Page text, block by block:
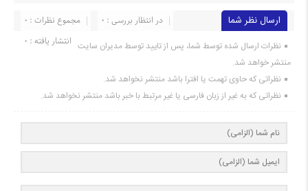
ارسال نظر شما مجموع نظرات : 0
در انتظار بررسی : 0
انتشار یافته : 0 نظرات ارسال شده توسط شما، پس از تایید توسط مدیران سایت
منتشر خواهد شد.
نظراتی که حاوی تهمت یا افترا باشد منتشر نخواهد شد.
نظراتی که به غیر از زبان فارسی یا غیر مرتبط با خبر باشد منتشر نخواهد شد.